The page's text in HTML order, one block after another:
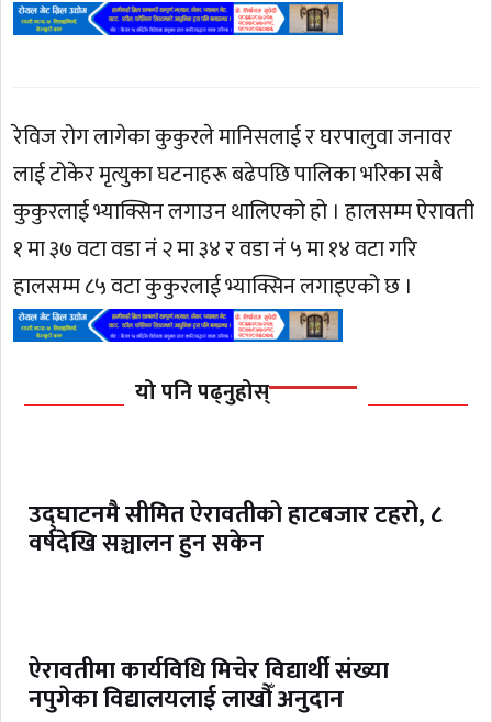
रेविज रोग लागेका कुकुरले मानिसलाई र घरपालुवा जनावर
लाई टोकेर मृत्युका घटनाहरू बढेपछि पालिका भरिका सबै
कुकुरलाई भ्याक्सिन लगाउन थालिएको हो । हालसम्म ऐरावती
१ मा ३७ वटा वडा नं २ मा ३४ र वडा नं ५ मा १४ वटा गरि
हालसम्म ८५ वटा कुकुरलाई भ्याक्सिन लगाइएको छ ।
यो पनि पढ्नुहोस्
उद्घाटनमै सीमित ऐरावतीको हाटबजार टहरो, ८
वर्षदेखि सञ्चालन हुन सकेन
ऐरावतीमा कार्यविधि मिचेर विद्यार्थी संख्या
नपुगेका विद्यालयलाई लाखौँ अनुदान